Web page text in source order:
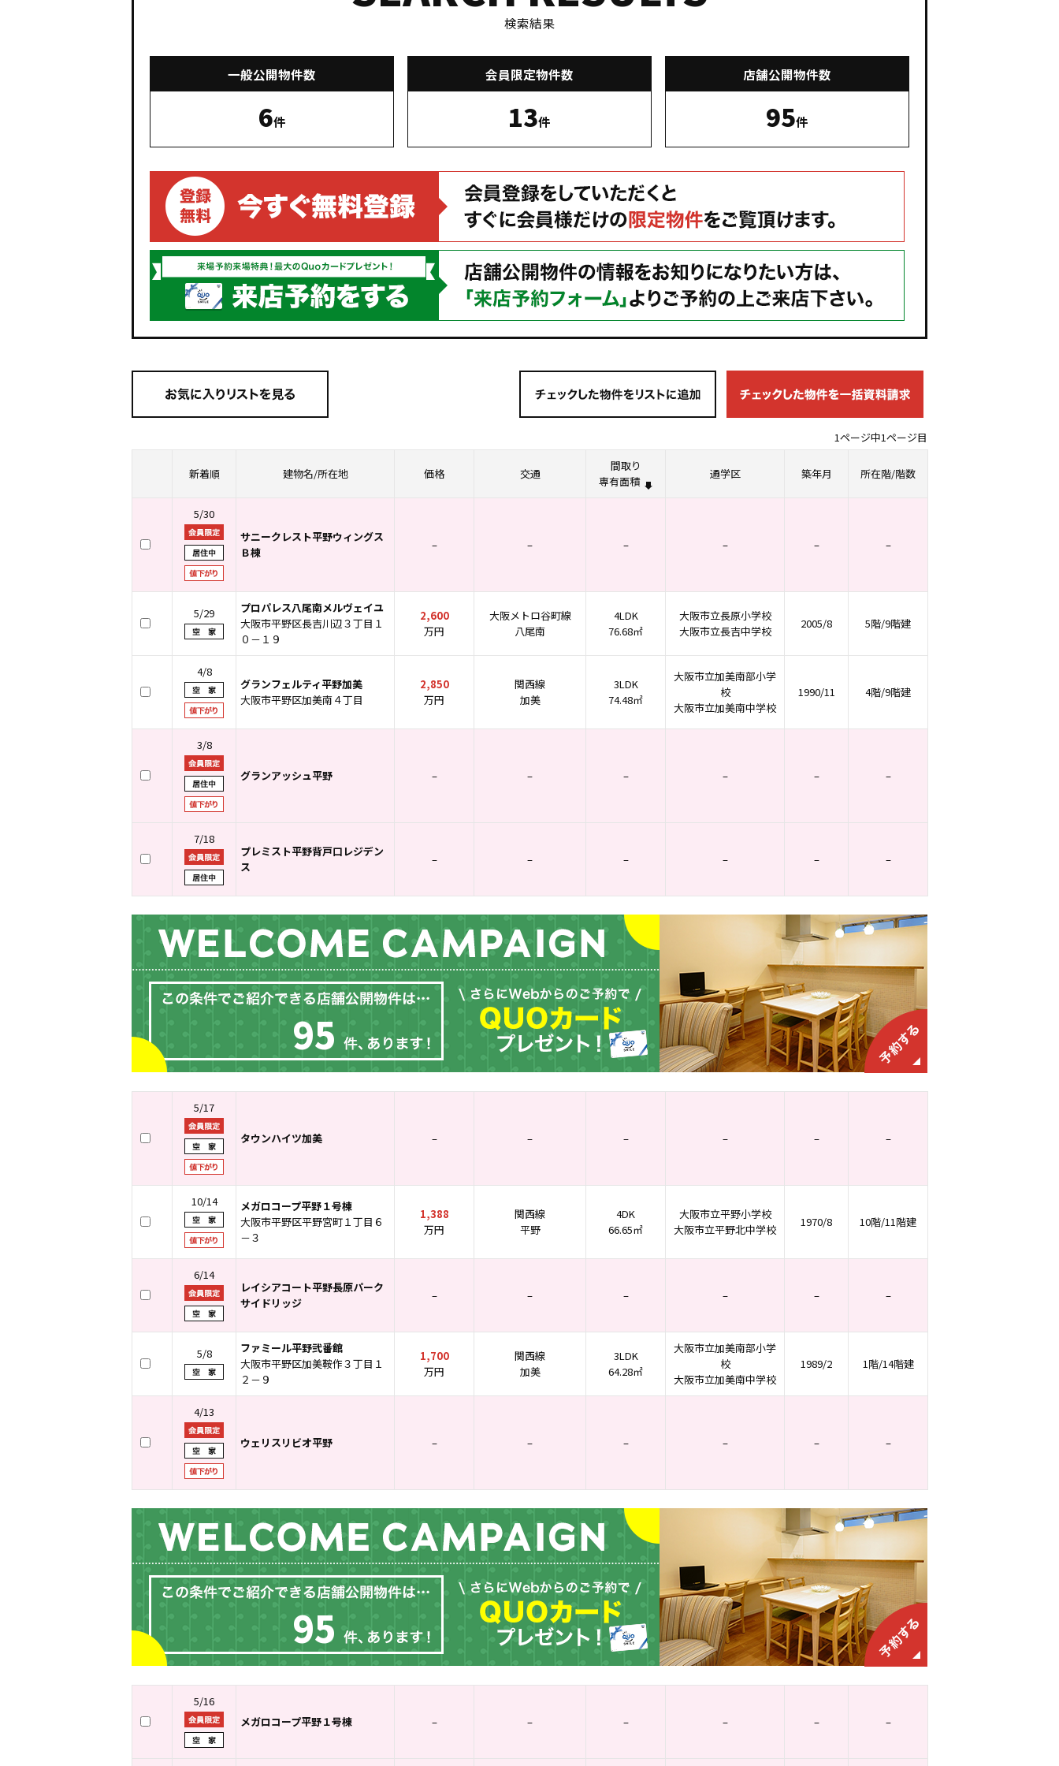
検索結果
一般公開物件数
6件
会員限定物件数
13件
店舗公開物件数
95件
1ページ中1ページ目
新着順 建物名/所在地 価格 交通
間取り
専有面積
通学区 築年月 所在階/階数
5/30
サニークレスト平野ウィングス
Ｂ棟
– – – – – –
5/29
プロパレス八尾南メルヴェイユ
大阪市平野区長吉川辺３丁目１
０－１９
2,600
万円
大阪メトロ谷町線
八尾南
4LDK
76.68㎡
大阪市立長原小学校
大阪市立長吉中学校
2005/8 5階/9階建
4/8
グランフェルティ平野加美
大阪市平野区加美南４丁目
2,850
万円
関西線
加美
3LDK
74.48㎡
大阪市立加美南部小学
校
大阪市立加美南中学校
1990/11 4階/9階建
3/8
グランアッシュ平野 – – – – – –
7/18
プレミスト平野背戸口レジデン
ス
– – – – – –
95
5/17
タウンハイツ加美 – – – – – –
10/14
メガロコープ平野１号棟
大阪市平野区平野宮町１丁目６
－３
1,388
万円
関西線
平野
4DK
66.65㎡
大阪市立平野小学校
大阪市立平野北中学校
1970/8 10階/11階建
6/14
レイシアコート平野長原パーク
サイドリッジ
– – – – – –
5/8
ファミール平野弐番館
大阪市平野区加美鞍作３丁目１
２－９
1,700
万円
関西線
加美
3LDK
64.28㎡
大阪市立加美南部小学
校
大阪市立加美南中学校
1989/2 1階/14階建
4/13
ウェリスリビオ平野 – – – – – –
95
5/16
メガロコープ平野１号棟
– – – – – –